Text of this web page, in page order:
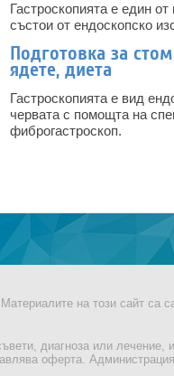
Гастроскопията е един
състои от ендоскопско
Подготовка за
ядете, диета
Гастроскопията е вид
червата с помощта на
фиброгастроскоп.
на този сайт са
диагноза или лечение,
оферта.